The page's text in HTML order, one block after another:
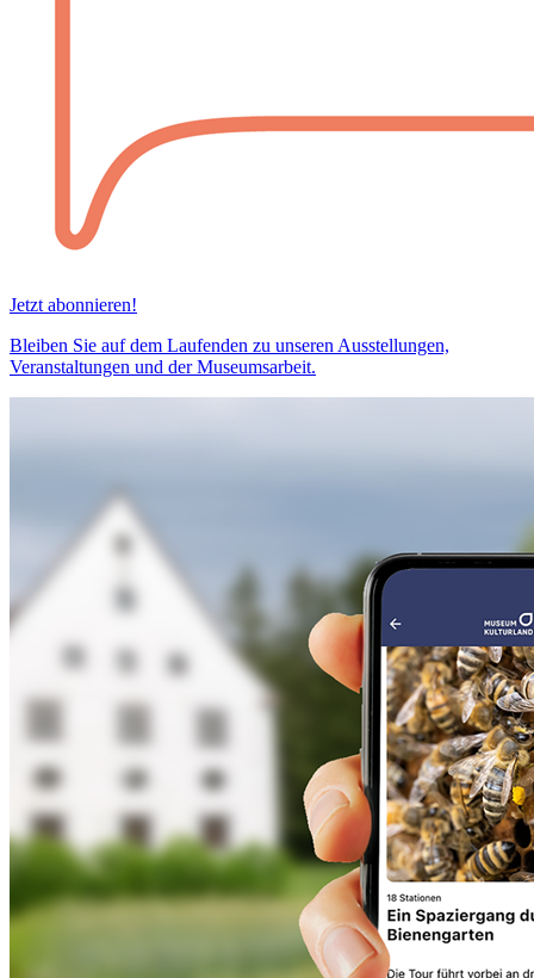
Jetzt abonnieren!
Bleiben Sie auf dem Laufenden zu unseren Ausstellungen,
Veranstaltungen und der Museumsarbeit.